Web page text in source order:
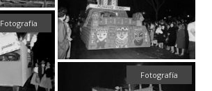
Fotografía
Fotografía